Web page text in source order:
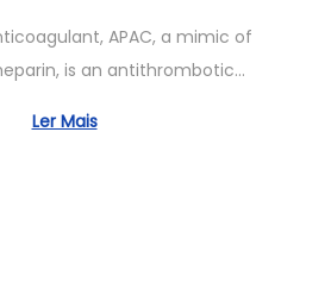
i
g
t
t
e
t
n
h
o
APAC, a mimic of
is an antithrombotic…
Ler Mais